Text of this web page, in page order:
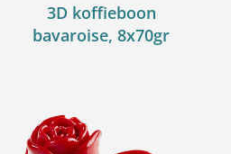
3D koffieboon
bavaroise, 8x70gr